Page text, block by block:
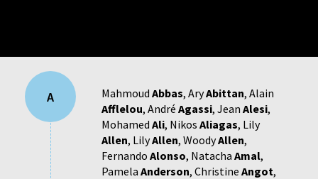
A Mahmoud Abbas, AryAbittan, Alain
Afflelou, André Agassi, Jean Alesi,
Mohamed Ali, Nikos Aliagas, Lily
Allen, LilyAllen, WoodyAllen,
Fernando Alonso, Natacha Amal,
Pamela Anderson, Christine Angot,